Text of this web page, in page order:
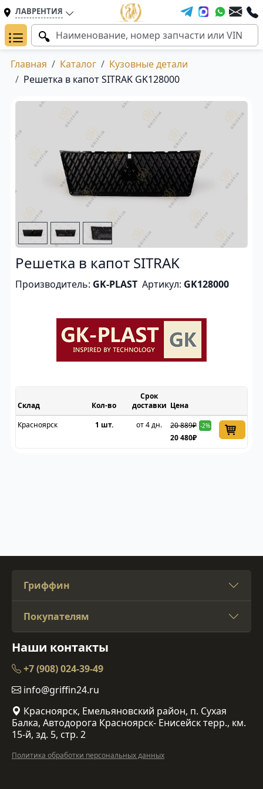
ЛАВРЕНТИЯ
Главная Каталог
Кузовные детали
Решетка в капот SITRAK GK128000
Решетка в капот SITRAK
Производитель: GK-PLAST Артикул: GK128000
Склад
Срок
доставки Цена
Красноярск
1 шт. от 4 дн. 20 889₽ -2%
20 480₽
Гриффин
Покупателям
Наши контакты
+7 (908) 024-39-49
info@griffin24.ru
Красноярск, Емельяновский район, п. Сухая
Балка, Автодорога Красноярск- Енисейск терр., км.
15-й, зд. 5, стр. 2
Политика обработки персональных данных